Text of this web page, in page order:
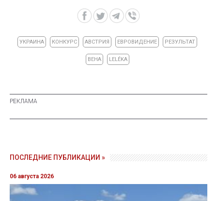
УКРАИНА КОНКУРС АВСТРИЯ ЕВРОВИДЕНИЕ РЕЗУЛЬТАТ
ВЕНА LELÉKA
ПОСЛЕДНИЕ ПУБЛИКАЦИИ »
06 августа 2026